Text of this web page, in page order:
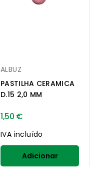
ALBUZ
PASTILHA CERAMICA
D.15 2,0 MM
1,50 €
IVA incluído
Adicionar